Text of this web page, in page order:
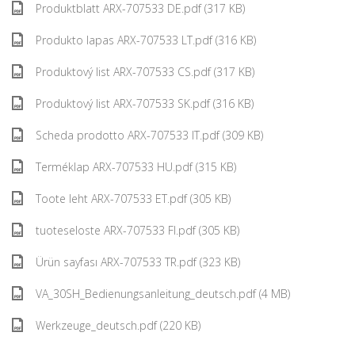
Produktblatt ARX-707533 DE.pdf (317 KB)
Produkto lapas ARX-707533 LT.pdf (316 KB)
Produktový list ARX-707533 CS.pdf (317 KB)
Produktový list ARX-707533 SK.pdf (316 KB)
Scheda prodotto ARX-707533 IT.pdf (309 KB)
Terméklap ARX-707533 HU.pdf (315 KB)
Toote leht ARX-707533 ET.pdf (305 KB)
tuoteseloste ARX-707533 FI.pdf (305 KB)
Ürün sayfası ARX-707533 TR.pdf (323 KB)
VA_30SH_Bedienungsanleitung_deutsch.pdf (4 MB)
Werkzeuge_deutsch.pdf (220 KB)